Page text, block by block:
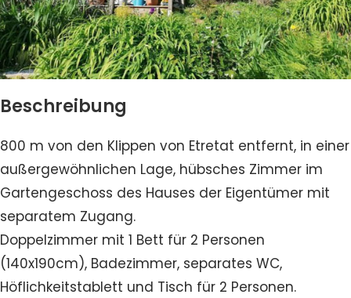
Beschreibung
800 m von den Klippen von Etretat entfernt, in einer
außergewöhnlichen Lage, hübsches Zimmer im
Gartengeschoss des Hauses der Eigentümer mit
separatem Zugang.
Doppelzimmer mit 1 Bett für 2 Personen
(140x190cm), Badezimmer, separates WC,
Höflichkeitstablett und Tisch für 2 Personen.